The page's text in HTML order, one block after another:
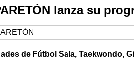
lanza su
de Fútbol Sala, Taekwondo,